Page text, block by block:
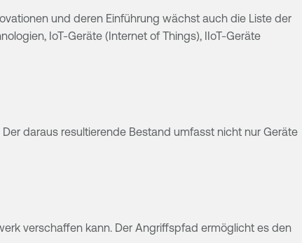
und deren Einführung wächst auch die Liste der
IoT-Geräte (Internet of Things), IIoT-Geräte
daraus resultierende Bestand umfasst nicht nur Geräte
verschaffen kann. Der Angriffspfad ermöglicht es den